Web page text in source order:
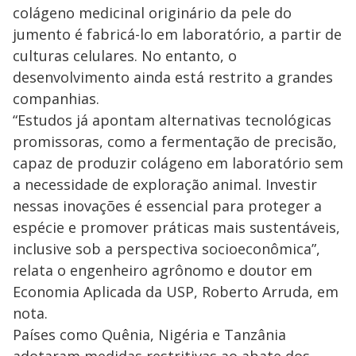
colágeno medicinal originário da pele do
jumento é fabricá-lo em laboratório, a partir de
culturas celulares. No entanto, o
desenvolvimento ainda está restrito a grandes
companhias.
“Estudos já apontam alternativas tecnológicas
promissoras, como a fermentação de precisão,
capaz de produzir colágeno em laboratório sem
a necessidade de exploração animal. Investir
nessas inovações é essencial para proteger a
espécie e promover práticas mais sustentáveis,
inclusive sob a perspectiva socioeconômica”,
relata o engenheiro agrônomo e doutor em
Economia Aplicada da USP, Roberto Arruda, em
nota.
Países como Quênia, Nigéria e Tanzânia